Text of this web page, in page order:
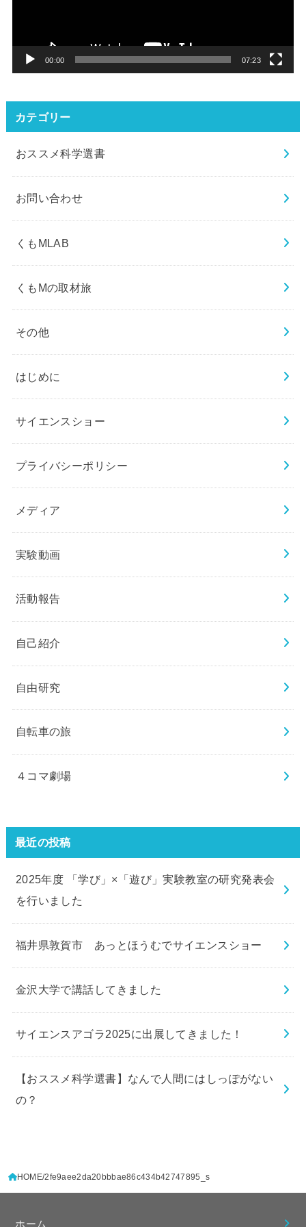
00:00 07:23
カテゴリー
おススメ科学選書
お問い合わせ
くもMLAB
くもMの取材旅
その他
はじめに
サイエンスショー
プライバシーポリシー
メディア
実験動画
活動報告
自己紹介
自由研究
自転車の旅
４コマ劇場
最近の投稿
2025年度 「学び」×「遊び」実験教室の研究発表会
を行いました
福井県敦賀市 あっとほうむでサイエンスショー
金沢大学で講話してきました
サイエンスアゴラ2025に出展してきました！
【おススメ科学選書】なんで人間にはしっぽがない
の？
HOME 2fe9aee2da20bbbae86c434b42747895_s
ホーム